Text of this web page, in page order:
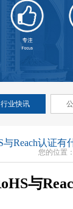
行业快讯
与Reach认证有
您的位置
与